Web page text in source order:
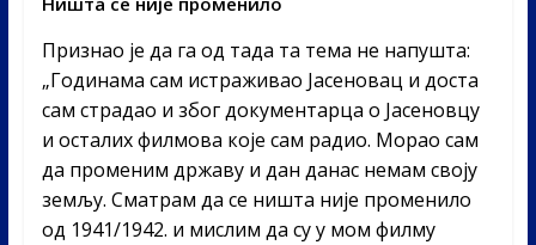
Признао је да га од тада та тема не напушта:
„Годинама сам истраживао Јасеновац и доста
сам страдао и због документарца о Јасеновцу
и осталих филмова које сам радио. Морао сам
да променим државу и дан данас немам своју
земљу. Сматрам да се ништа није променило
од 1941/1942. и мислим да су у мом филму